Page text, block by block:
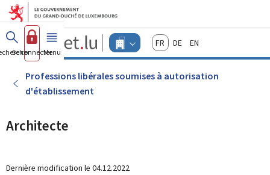
Aller au menu principal
Aller au contenu
Guichet.lu
Changer
d'espace
Menu
FrançaisDeutschEnglish
Se connecterMenu principal
Professions libérales soumises à autorisation
d'établissement
Architecte
Dernière modification le 04.12.2022